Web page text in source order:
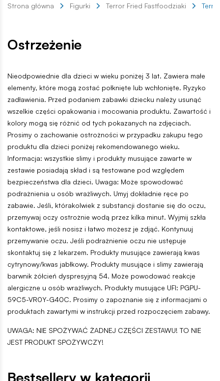
Strona główna Figurki Terror Fried Fastfoodziaki
Ostrzeżenie
Nieodpowiednie dla dzieci w wieku poniżej 3 lat. Zawiera małe
elementy, które mogą zostać połknięte lub wchłonięte. Ryzyko
zadławienia. Przed podaniem zabawki dziecku należy usunąć
wszelkie części opakowania i mocowania produktu. Zawartość i
kolory mogą się różnić od tych pokazanych na zdjęciach.
Prosimy o zachowanie ostrożności w przypadku zakupu tego
produktu dla dzieci poniżej rekomendowanego wieku.
Informacja: wszystkie slimy i produkty musujące zawarte w
zestawie posiadają skład i są testowane pod względem
bezpieczeństwa dla dzieci. Uwaga: Może spowodować
podrażnienia u osób wrażliwych. Umyj dokładnie ręce po
zabawie. Jeśli, którakolwiek z substancji dostanie się do oczu,
przemywaj oczy ostrożnie wodą przez kilka minut. Wyjmij szkła
kontaktowe, jeśli nosisz i łatwo możesz je zdjąć. Kontynuuj
przemywanie oczu. Jeśli podrażnienie oczu nie ustępuje
skontaktuj się z lekarzem. Produkty musujące zawierają kwas
cytrynowy/kwas jabłkowy. Produkty musujące i slimy zawierają
barwnik żółcień dyspresyjną 54. Może powodować reakcje
alergiczne u osób wrażliwych. Produkty musujące UFI: PGPU-
59C5-VR0Y-G40C. Prosimy o zapoznanie się z informacjami o
produktach zawartymi w instrukcji przed rozpoczęciem zabawy.
UWAGA: NIE SPOŻYWAĆ ŻADNEJ CZĘŚCI ZESTAWU! TO NIE
JEST PRODUKT SPOŻYWCZY!
Bestsellery w kategorii